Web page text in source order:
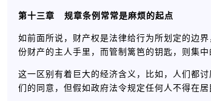
第十三章 规章条例常常是麻烦的起点
如前面所说，财产权是法律给行为所划定的边
份财产的主人手里，而管制篱笆的钥匙，则集中
这一区别有着巨大的经济含义，比如，人们都
们的同意，但假如政府法令规定任何人不得在